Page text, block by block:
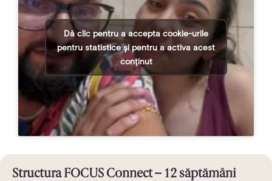
Dă clic pentru a accepta cookie-urile
pentru statistice și pentru a activa acest
conținut
Structura FOCUS Connect – 12 săptămâni